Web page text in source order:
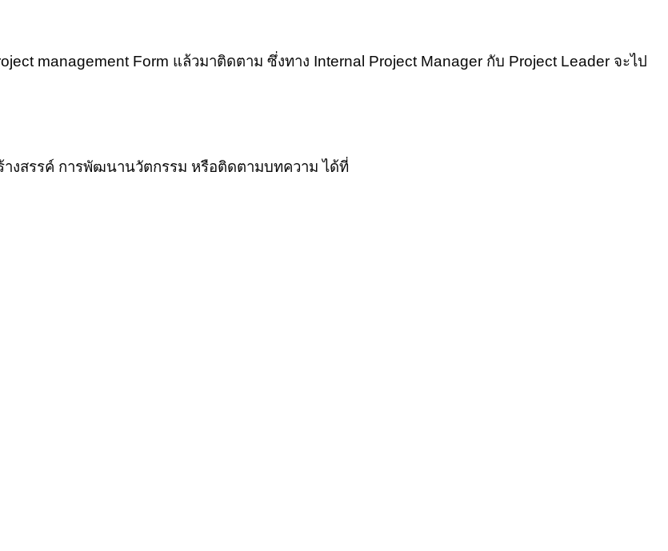
management Form แล้วมาติดตาม ซึ่งทาง Internal Project Manager กับ Project Leader จะไป
งสรรค์ การพัฒนานวัตกรรม หรือติดตามบทความ ได้ที่